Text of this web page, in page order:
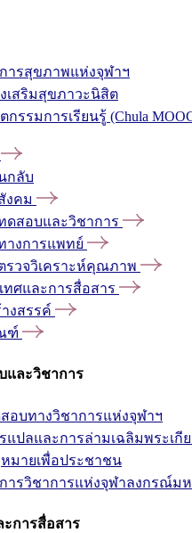
ารสุขภาพแห่งจุฬาฯ
เสริมสุขภาวะนิสิต
กรรมการเรียนรู้ (Chula
กลับ
งคม
ดสอบและวิชาการ
างการแพทย์
รวจวิเคราะห์คุณภาพ
ทศและการสื่อสาร
งสรรค์
ฑ์
และวิชาการ
อบทางวิชาการแห่งจุฬาฯ
แปลและการล่ามเฉลิมพระเกี
มายเพื่อประชาชน
ารวิชาการแห่งจุฬาลงกรณ์ม
ะการสื่อสาร